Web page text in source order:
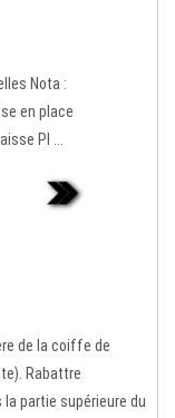
Nota :
en place
Pl ...
de la coiffe de
Rabattre
partie supérieure du